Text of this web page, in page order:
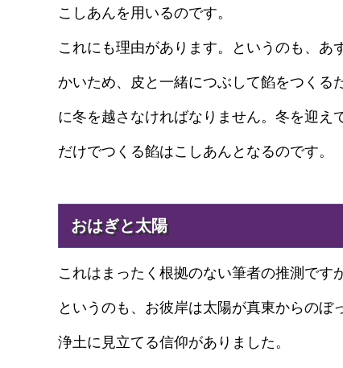
こしあんを用いるのです。
これにも理由があります。というのも、あ
かいため、皮と一緒につぶして餡をつくる
に冬を越さなければなりません。冬を迎え
だけでつくる餡はこしあんとなるのです。
おはぎと太陽
これはまったく根拠のない筆者の推測です
というのも、お彼岸は太陽が真東からの
浄土に見立てる信仰がありました。